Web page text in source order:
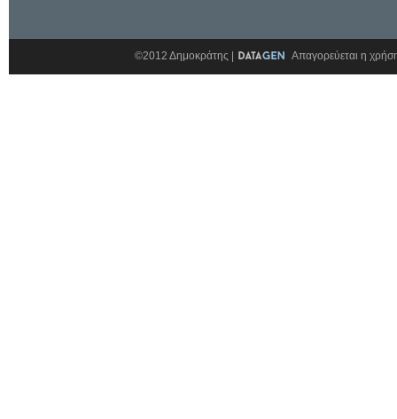
©2012 Δημοκράτης | Απαγορεύεται η